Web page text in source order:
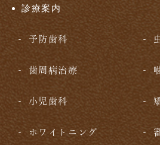
診療案内
予防歯科
歯周病治療
小児歯科
ホワイトニング